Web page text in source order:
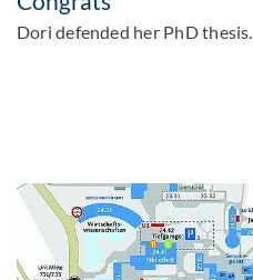
Dori defended her PhD thesis.